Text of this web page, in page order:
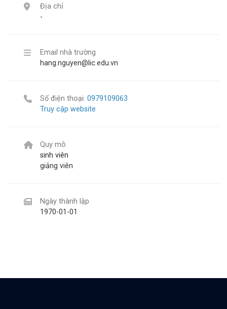
Địa chỉ
-
Email nhà trường
hang.nguyen@lic.edu.vn
Số điện thoại: 0979109063
Truy cập website
Quy mô
sinh viên
giảng viên
Ngày thành lập
1970-01-01